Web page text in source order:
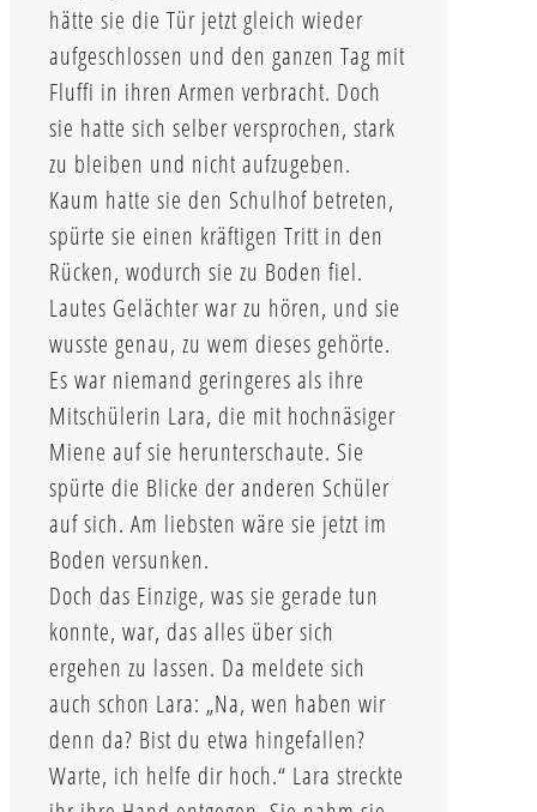
hätte sie die Tür jetzt gleich wieder
aufgeschlossen und den ganzen Tag mit
Fluffi in ihren Armen verbracht. Doch
sie hatte sich selber versprochen, stark
zu bleiben und nicht aufzugeben.
Kaum hatte sie den Schulhof betreten,
spürte sie einen kräftigen Tritt in den
Rücken, wodurch sie zu Boden fiel.
Lautes Gelächter war zu hören, und sie
wusste genau, zu wem dieses gehörte.
Es war niemand geringeres als ihre
Mitschülerin Lara, die mit hochnäsiger
Miene auf sie herunterschaute. Sie
spürte die Blicke der anderen Schüler
auf sich. Am liebsten wäre sie jetzt im
Boden versunken.
Doch das Einzige, was sie gerade tun
konnte, war, das alles über sich
ergehen zu lassen. Da meldete sich
auch schon Lara: „Na, wen haben wir
denn da? Bist du etwa hingefallen?
Warte, ich helfe dir hoch.“ Lara streckte